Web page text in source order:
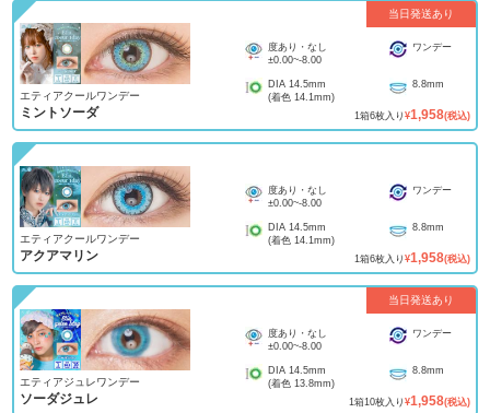
当日発送あり
エティアクールワンデー
ミントソーダ
度あり・なし
±0.00~-8.00
ワンデー
DIA 14.5mm
(着色 14.1mm)
8.8mm
1箱6枚入り ¥1,958(税込)
エティアクールワンデー
アクアマリン
度あり・なし
±0.00~-8.00
ワンデー
DIA 14.5mm
(着色 14.1mm)
8.8mm
1箱6枚入り ¥1,958(税込)
当日発送あり
エティアジュレワンデー
ソーダジュレ
度あり・なし
±0.00~-8.00
ワンデー
DIA 14.5mm
(着色 13.8mm)
8.8mm
1箱10枚入り ¥1,958(税込)